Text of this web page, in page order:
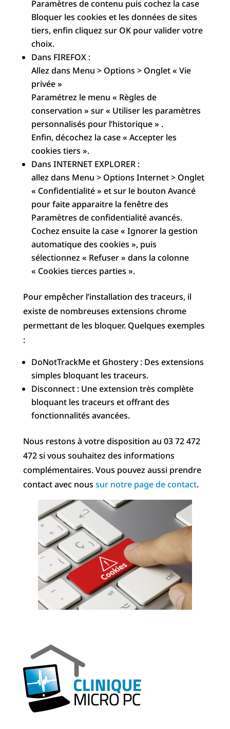
Paramètres de contenu puis cochez la case
Bloquer les cookies et les données de sites
tiers, enfin cliquez sur OK pour valider votre
choix.
Dans FIREFOX :
Allez dans Menu > Options > Onglet « Vie
privée »
Paramétrez le menu « Règles de
conservation » sur « Utiliser les paramètres
personnalisés pour l’historique » .
Enfin, décochez la case « Accepter les
cookies tiers ».
Dans INTERNET EXPLORER :
allez dans Menu > Options Internet > Onglet
« Confidentialité » et sur le bouton Avancé
pour faite apparaitre la fenêtre des
Paramètres de confidentialité avancés.
Cochez ensuite la case « Ignorer la gestion
automatique des cookies », puis
sélectionnez « Refuser » dans la colonne
« Cookies tierces parties ».
Pour empêcher l’installation des traceurs, il
existe de nombreuses extensions chrome
permettant de les bloquer. Quelques exemples
:
DoNotTrackMe et Ghostery : Des extensions
simples bloquant les traceurs.
Disconnect : Une extension très complète
bloquant les traceurs et offrant des
fonctionnalités avancées.
Nous restons à votre disposition au 03 72 472
472 si vous souhaitez des informations
complémentaires. Vous pouvez aussi prendre
contact avec nous sur notre page de contact.